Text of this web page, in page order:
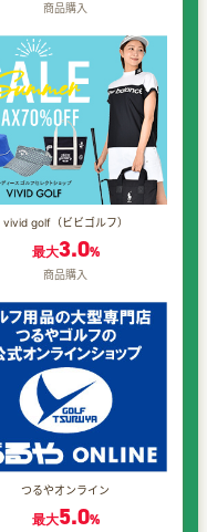
商品購入
vivid golf（ビビゴルフ）
最大3.0%
商品購入
つるやオンライン
最大5.0%